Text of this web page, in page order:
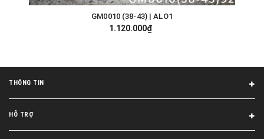
GM0010 (38-43) | ALO1
1.120.000₫
THÔNG TIN
HỖ TRỢ